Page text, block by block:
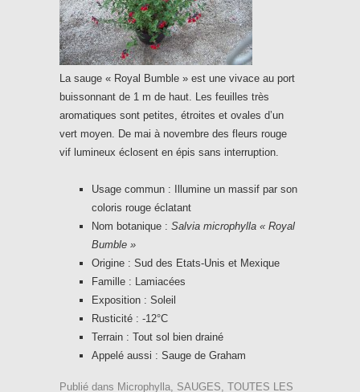
La sauge « Royal Bumble » est une vivace au port
buissonnant de 1 m de haut. Les feuilles très
aromatiques sont petites, étroites et ovales d’un
vert moyen. De mai à novembre des fleurs rouge
vif lumineux éclosent en épis sans interruption.
Usage commun : Illumine un massif par son
coloris rouge éclatant
Nom botanique : Salvia microphylla « Royal
Bumble »
Origine : Sud des Etats-Unis et Mexique
Famille : Lamiacées
Exposition : Soleil
Rusticité : -12°C
Terrain : Tout sol bien drainé
Appelé aussi : Sauge de Graham
Publié dans Microphylla, SAUGES, TOUTES LES